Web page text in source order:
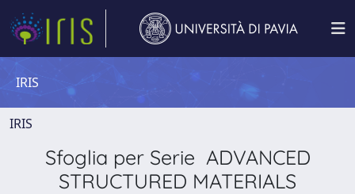
IRIS
IRIS
Sfoglia per Serie ADVANCED
STRUCTURED MATERIALS